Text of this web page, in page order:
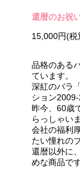
還暦のお祝
15,000円(
品格のある
ています。
深紅のバラ
ション2009-
昨今、60歳
らっしゃい
会社の福利
たい憧れの
還暦以外に
めな商品で